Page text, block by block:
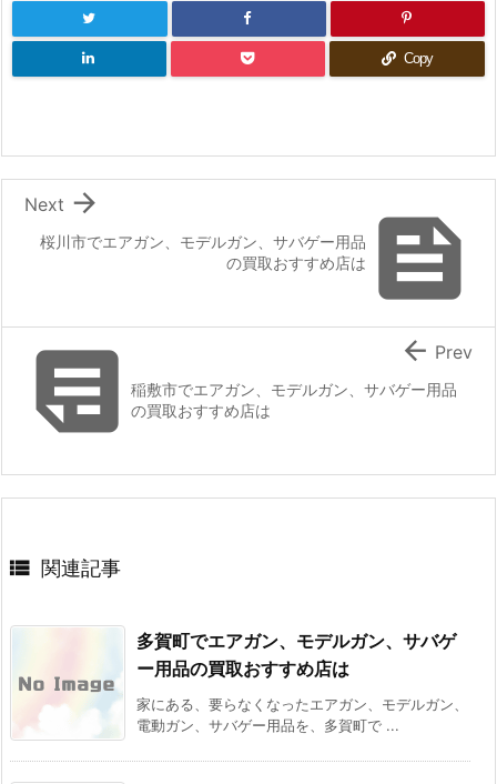
Copy

桜川市でエアガン、モデルガン、サバゲー用品
の買取おすすめ店は

Next
稲敷市でエアガン、モデルガン、サバゲー用品
の買取おすすめ店は
 Prev
 関連記事
多賀町でエアガン、モデルガン、サバゲ
ー用品の買取おすすめ店は
家にある、要らなくなったエアガン、モデルガン、
電動ガン、サバゲー用品を、多賀町で ...